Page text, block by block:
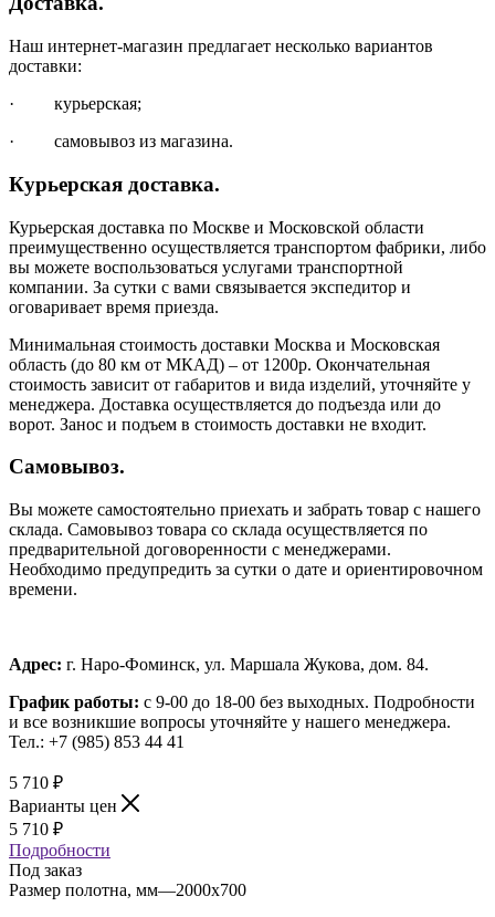
Наш интернет-магазин предлагает несколько вариантов
доставки:
· курьерская;
· самовывоз из магазина.
Курьерская доставка.
Курьерская доставка по Москве и Московской области
преимущественно осуществляется транспортом фабрики, либо
вы можете воспользоваться услугами транспортной
компании. За сутки с вами связывается экспедитор и
оговаривает время приезда.
Минимальная стоимость доставки Москва и Московская
область (до 80 км от МКАД) – от 1200р. Окончательная
стоимость зависит от габаритов и вида изделий, уточняйте у
менеджера. Доставка осуществляется до подъезда или до
ворот. Занос и подъем в стоимость доставки не входит.
Самовывоз.
Вы можете самостоятельно приехать и забрать товар с нашего
склада. Самовывоз товара со склада осуществляется по
предварительной договоренности с менеджерами.
Необходимо предупредить за сутки о дате и ориентировочном
времени.
Адрес: г. Наро-Фоминск, ул. Маршала Жукова, дом. 84.
График работы: с 9-00 до 18-00 без выходных. Подробности
и все возникшие вопросы уточняйте у нашего менеджера.
Тел.: +7 (985) 853 44 41
5 710 ₽
Варианты цен
5 710 ₽
Подробности
Под заказ
Размер полотна, мм—2000x700